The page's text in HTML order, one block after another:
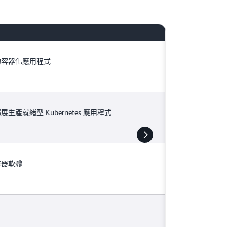
器化應用程式
生產就緒型 Kubernetes 應用程式
軟體